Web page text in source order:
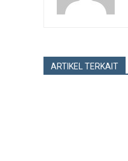
ARTIKEL TERKAIT